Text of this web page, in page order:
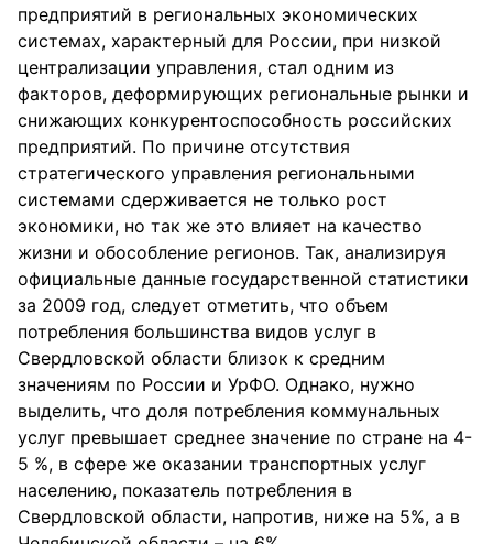
предприятий в региональных экономических
системах, характерный для России, при низкой
централизации управления, стал одним из
факторов, деформирующих региональные рынки и
снижающих конкурентоспособность российских
предприятий. По причине отсутствия
стратегического управления региональными
системами сдерживается не только рост
экономики, но так же это влияет на качество
жизни и обособление регионов. Так, анализируя
официальные данные государственной статистики
за 2009 год, следует отметить, что объем
потребления большинства видов услуг в
Свердловской области близок к средним
значениям по России и УрФО. Однако, нужно
выделить, что доля потребления коммунальных
услуг превышает среднее значение по стране на 4-
5 %, в сфере же оказании транспортных услуг
населению, показатель потребления в
Свердловской области, напротив, ниже на 5%, а в